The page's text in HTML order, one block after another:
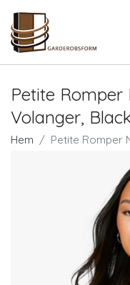
Petite
Volanger,
Hem Petite Romper